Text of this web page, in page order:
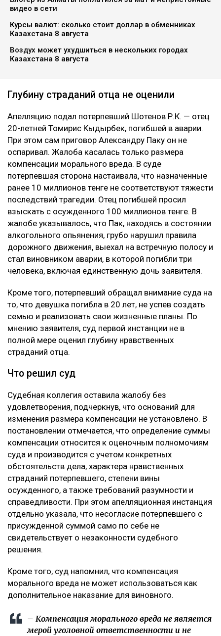
видео в сети
Курсы валют: сколько стоит доллар в обменниках
Казахстана 8 августа
Воздух может ухудшиться в нескольких городах
Казахстана 8 августа
Глубину страданий отца не оценили
Апелляцию подал потерпевший Шотенов Р.К. — отец
20-летней Томирис Кыдырбек, погибшей в аварии.
При этом сам приговор Александру Паку он не
оспаривал. Жалоба касалась только размера
компенсации морального вреда. В суде
потерпевшая сторона настаивала, что назначенные
ранее 10 миллионов тенге не соответствуют тяжести
последствий трагедии. Отец погибшей просил
взыскать с осужденного 100 миллионов тенге. В
жалобе указывалось, что Пак, находясь в состоянии
алкогольного опьянения, грубо нарушил правила
дорожного движения, выехал на встречную полосу и
стал виновником аварии, в которой погибли три
человека, включая единственную дочь заявителя.
Кроме того, потерпевший обращал внимание суда на
то, что девушка погибла в 20 лет, не успев создать
семью и реализовать свои жизненные планы. По
мнению заявителя, суд первой инстанции не в
полной мере оценил глубину нравственных
страданий отца.
Что решил суд
Судебная коллегия оставила жалобу без
удовлетворения, подчеркнув, что оснований для
изменения размера компенсации не установлено. В
постановлении отмечается, что определение суммы
компенсации относится к оценочным полномочиям
суда и производится с учетом конкретных
обстоятельств дела, характера нравственных
страданий потерпевшего, степени вины
осужденного, а также требований разумности и
справедливости. При этом апелляционная инстанция
отдельно указала, что несогласие потерпевшего с
присужденной суммой само по себе не
свидетельствует о незаконности судебного
решения.
Кроме того, суд напомнил, что компенсация
морального вреда не может использоваться как
дополнительное наказание для виновного.
– Компенсация морального вреда не является
мерой уголовной ответственности и не